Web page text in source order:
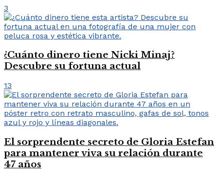
3
¿Cuánto dinero tiene Nicki Minaj?
Descubre su fortuna actual
13
El sorprendente secreto de Gloria Estefan
para mantener viva su relación durante
47 años